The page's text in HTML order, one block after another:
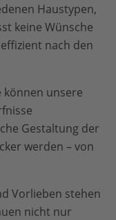
Haustypen,
keine Wünsche
nach den
können unsere
Gestaltung der
werden – von
Vorlieben stehen
nicht nur